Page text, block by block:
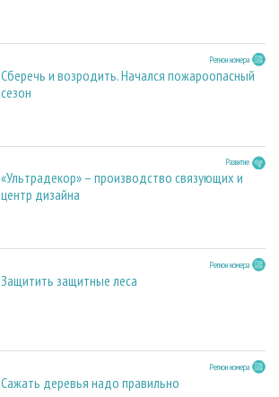
Регион номера
Сберечь и возродить. Начался пожароопасный
сезон
Развитие
«Ультрадекор» – производство связующих и
центр дизайна
Регион номера
Защитить защитные леса
Регион номера
Сажать деревья надо правильно